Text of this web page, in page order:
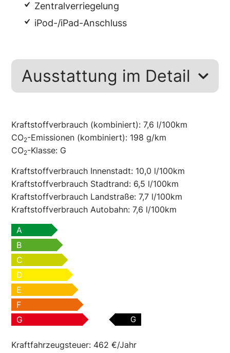
Zentralverriegelung
iPod-/iPad-Anschluss
Ausstattung im Detail
Kraftstoffverbrauch (kombiniert):7,6 l/100km
CO2-Emissionen (kombiniert): 198 g/km
CO2-Klasse: G
Kraftstoffverbrauch Innenstadt: 10,0 l/100km
Kraftstoffverbrauch Stadtrand: 6,5 l/100km
Kraftstoffverbrauch Landstraße:7,7 l/100km
Kraftstoffverbrauch Autobahn:7,6 l/100km
A
B
C
D
E
F
G
G
Kraftfahrzeugsteuer: 462 €/Jahr